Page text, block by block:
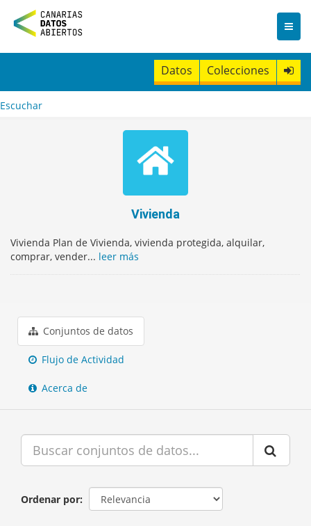
n
t
Datos Colecciones
Escuchar
Vivienda
Vivienda Plan de Vivienda, vivienda protegida, alquilar,
comprar, vender... leer más
Conjuntos de datos
Flujo de Actividad
Acerca de
Ordenar por